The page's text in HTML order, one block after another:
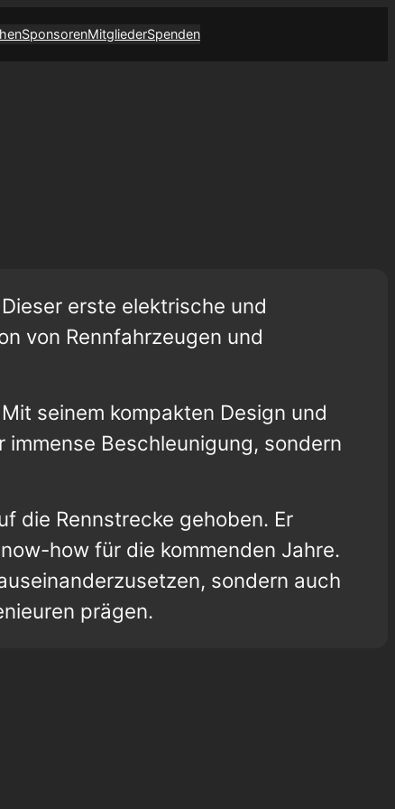
SponsorenMitgliederSpenden
erste elektrische und
von Rennfahrzeugen und
seinem kompakten Design und
Beschleunigung, sondern
die Rennstrecke gehoben. Er
how für die kommenden Jahre.
sondern auch
prägen.